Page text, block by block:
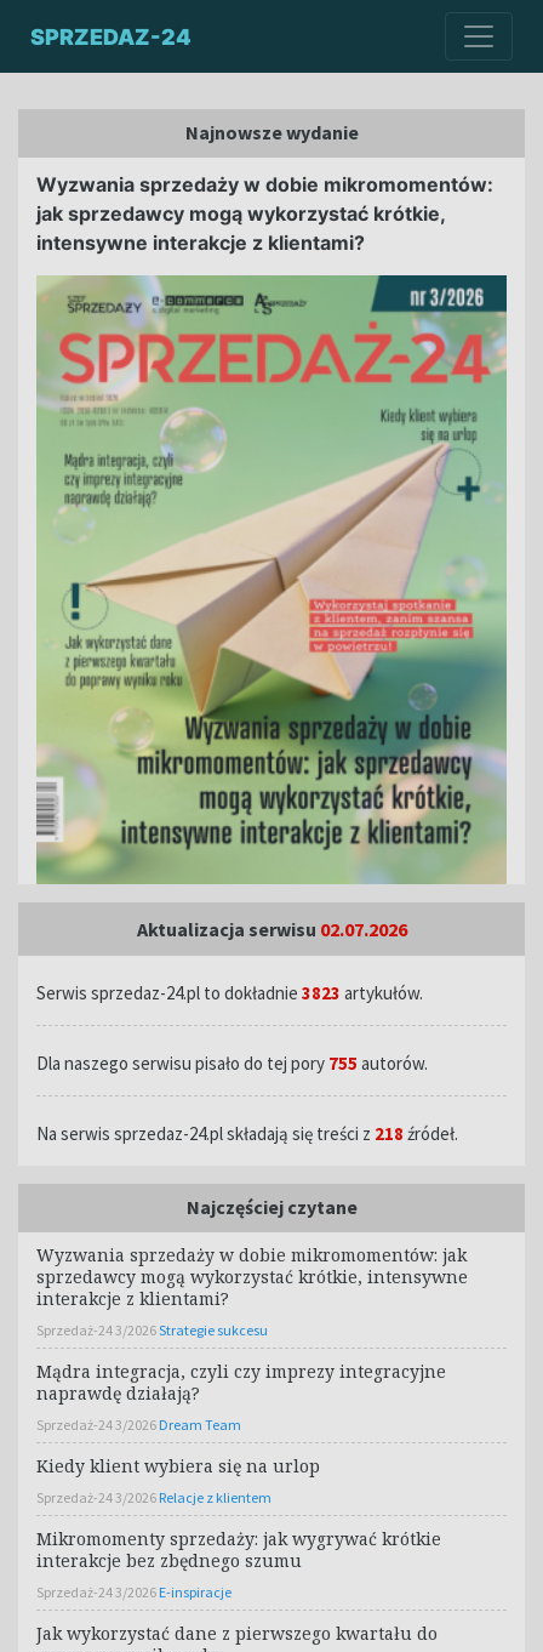
SPRZEDAZ-24
Najnowsze wydanie
Wyzwania sprzedaży w dobie mikromomentów:
jak sprzedawcy mogą wykorzystać krótkie,
intensywne interakcje z klientami?
Aktualizacja serwisu 02.07.2026
Serwis sprzedaz-24.pl to dokładnie 3823 artykułów.
Dla naszego serwisu pisało do tej pory 755 autorów.
Na serwis sprzedaz-24.pl składają się treści z 218 źródeł.
Najczęściej czytane
Wyzwania sprzedaży w dobie mikromomentów: jak
sprzedawcy mogą wykorzystać krótkie, intensywne
interakcje z klientami?
Sprzedaż-24 3/2026Strategie sukcesu
Mądra integracja, czyli czy imprezy integracyjne
naprawdę działają?
Sprzedaż-24 3/2026 Dream Team
Kiedy klient wybiera się na urlop
Sprzedaż-24 3/2026 Relacje z klientem
Mikromomenty sprzedaży: jak wygrywać krótkie
interakcje bez zbędnego szumu
Sprzedaż-24 3/2026 E-inspiracje
Jak wykorzystać dane z pierwszego kwartału do